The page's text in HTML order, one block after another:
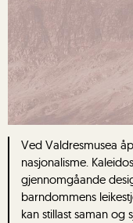
Ved Valdresmusea
nasjonalisme.
gjennomgåande
barndommens
kan stillast saman og